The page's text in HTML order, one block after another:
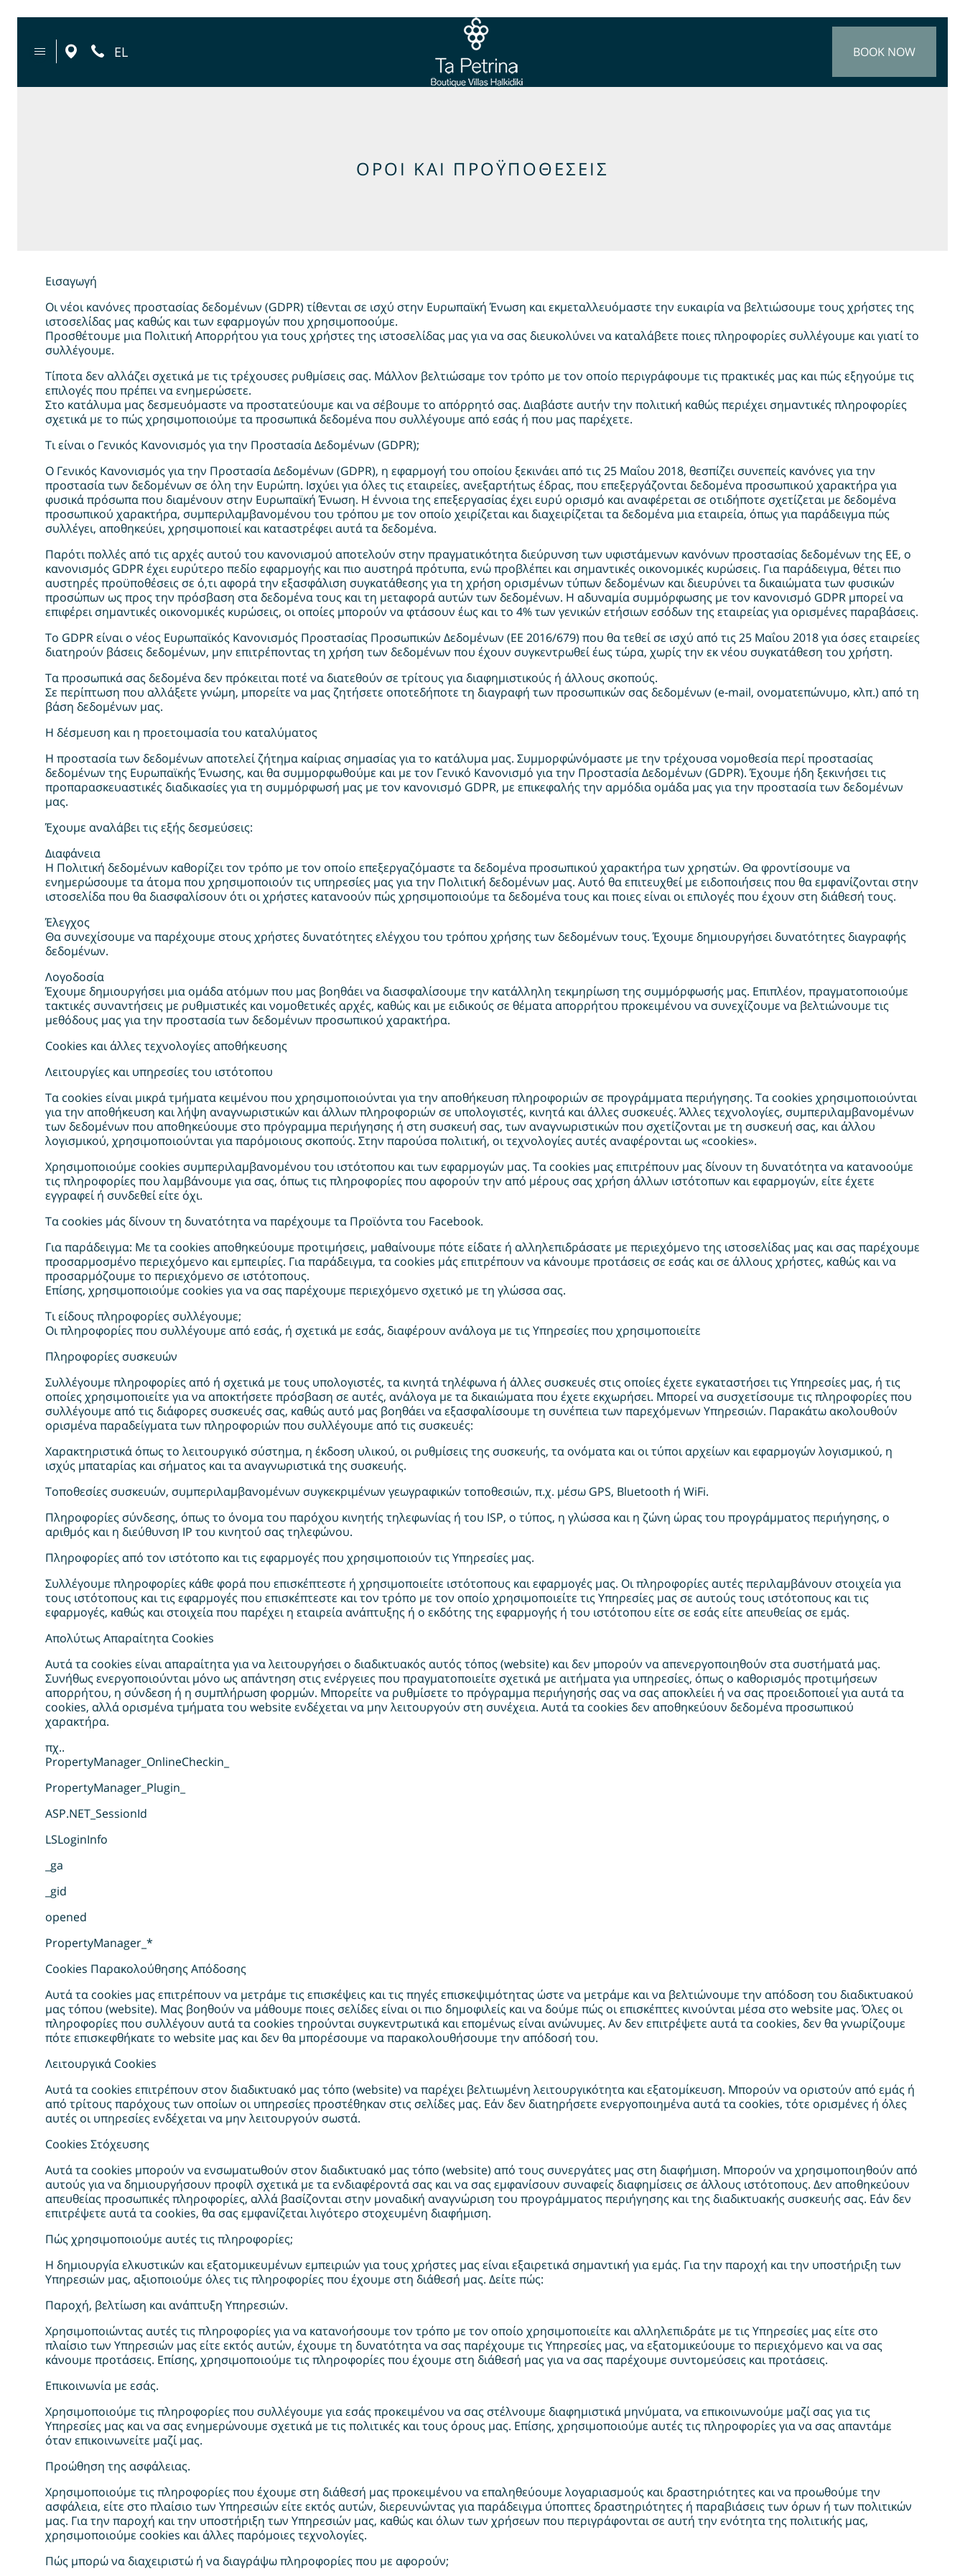
EL BOOK NOW
ΌΡΟΙ ΚΑΙ ΠΡΟΫΠΟΘΈΣΕΙΣ
Εισαγωγή
Οι νέοι κανόνες προστασίας δεδομένων (GDPR) τίθενται σε ισχύ στην Ευρωπαϊκή Ένωση και εκμεταλλευόμαστε την ευκαιρία να βελτιώσουμε τους χρήστες της
ιστοσελίδας μας καθώς και των εφαρμογών που χρησιμοποούμε.
Προσθέτουμε μια Πολιτική Απορρήτου για τους χρήστες της ιστοσελίδας μας για να σας διευκολύνει να καταλάβετε ποιες πληροφορίες συλλέγουμε και γιατί το
συλλέγουμε.
Τίποτα δεν αλλάζει σχετικά με τις τρέχουσες ρυθμίσεις σας. Μάλλον βελτιώσαμε τον τρόπο με τον οποίο περιγράφουμε τις πρακτικές μας και πώς εξηγούμε τις
επιλογές που πρέπει να ενημερώσετε.
Στο κατάλυμα μας δεσμευόμαστε να προστατεύουμε και να σέβουμε το απόρρητό σας. Διαβάστε αυτήν την πολιτική καθώς περιέχει σημαντικές πληροφορίες
σχετικά με το πώς χρησιμοποιούμε τα προσωπικά δεδομένα που συλλέγουμε από εσάς ή που μας παρέχετε.
Τι είναι ο Γενικός Κανονισμός για την Προστασία Δεδομένων (GDPR);
Ο Γενικός Κανονισμός για την Προστασία Δεδομένων (GDPR), η εφαρμογή του οποίου ξεκινάει από τις 25 Μαΐου 2018, θεσπίζει συνεπείς κανόνες για την
προστασία των δεδομένων σε όλη την Ευρώπη. Ισχύει για όλες τις εταιρείες, ανεξαρτήτως έδρας, που επεξεργάζονται δεδομένα προσωπικού χαρακτήρα για
φυσικά πρόσωπα που διαμένουν στην Ευρωπαϊκή Ένωση. Η έννοια της επεξεργασίας έχει ευρύ ορισμό και αναφέρεται σε οτιδήποτε σχετίζεται με δεδομένα
προσωπικού χαρακτήρα, συμπεριλαμβανομένου του τρόπου με τον οποίο χειρίζεται και διαχειρίζεται τα δεδομένα μια εταιρεία, όπως για παράδειγμα πώς
συλλέγει, αποθηκεύει, χρησιμοποιεί και καταστρέφει αυτά τα δεδομένα.
Παρότι πολλές από τις αρχές αυτού του κανονισμού αποτελούν στην πραγματικότητα διεύρυνση των υφιστάμενων κανόνων προστασίας δεδομένων της ΕΕ, ο
κανονισμός GDPR έχει ευρύτερο πεδίο εφαρμογής και πιο αυστηρά πρότυπα, ενώ προβλέπει και σημαντικές οικονομικές κυρώσεις. Για παράδειγμα, θέτει πιο
αυστηρές προϋποθέσεις σε ό,τι αφορά την εξασφάλιση συγκατάθεσης για τη χρήση ορισμένων τύπων δεδομένων και διευρύνει τα δικαιώματα των φυσικών
προσώπων ως προς την πρόσβαση στα δεδομένα τους και τη μεταφορά αυτών των δεδομένων. Η αδυναμία συμμόρφωσης με τον κανονισμό GDPR μπορεί να
επιφέρει σημαντικές οικονομικές κυρώσεις, οι οποίες μπορούν να φτάσουν έως και το 4% των γενικών ετήσιων εσόδων της εταιρείας για ορισμένες παραβάσεις.
Το GDPR είναι ο νέος Ευρωπαϊκός Κανονισμός Προστασίας Προσωπικών Δεδομένων (EE 2016/679) που θα τεθεί σε ισχύ από τις 25 Μαΐου 2018 για όσες εταιρείες
διατηρούν βάσεις δεδομένων, μην επιτρέποντας τη χρήση των δεδομένων που έχουν συγκεντρωθεί έως τώρα, χωρίς την εκ νέου συγκατάθεση του χρήστη.
Τα προσωπικά σας δεδομένα δεν πρόκειται ποτέ να διατεθούν σε τρίτους για διαφημιστικούς ή άλλους σκοπούς.
Σε περίπτωση που αλλάξετε γνώμη, μπορείτε να μας ζητήσετε οποτεδήποτε τη διαγραφή των προσωπικών σας δεδομένων (e‑mail, ονοματεπώνυμο, κλπ.) από τη
βάση δεδομένων μας.
Η δέσμευση και η προετοιμασία του καταλύματος
Η προστασία των δεδομένων αποτελεί ζήτημα καίριας σημασίας για το κατάλυμα μας. Συμμορφώνόμαστε με την τρέχουσα νομοθεσία περί προστασίας
δεδομένων της Ευρωπαϊκής Ένωσης, και θα συμμορφωθούμε και με τον Γενικό Κανονισμό για την Προστασία Δεδομένων (GDPR). Έχουμε ήδη ξεκινήσει τις
προπαρασκευαστικές διαδικασίες για τη συμμόρφωσή μας με τον κανονισμό GDPR, με επικεφαλής την αρμόδια ομάδα μας για την προστασία των δεδομένων
μας.
Έχουμε αναλάβει τις εξής δεσμεύσεις:
Διαφάνεια
Η Πολιτική δεδομένων καθορίζει τον τρόπο με τον οποίο επεξεργαζόμαστε τα δεδομένα προσωπικού χαρακτήρα των χρηστών. Θα φροντίσουμε να
ενημερώσουμε τα άτομα που χρησιμοποιούν τις υπηρεσίες μας για την Πολιτική δεδομένων μας. Αυτό θα επιτευχθεί με ειδοποιήσεις που θα εμφανίζονται στην
ιστοσελίδα που θα διασφαλίσουν ότι οι χρήστες κατανοούν πώς χρησιμοποιούμε τα δεδομένα τους και ποιες είναι οι επιλογές που έχουν στη διάθεσή τους.
Έλεγχος
Θα συνεχίσουμε να παρέχουμε στους χρήστες δυνατότητες ελέγχου του τρόπου χρήσης των δεδομένων τους. Έχουμε δημιουργήσει δυνατότητες διαγραφής
δεδομένων.
Λογοδοσία
Έχουμε δημιουργήσει μια ομάδα ατόμων που μας βοηθάει να διασφαλίσουμε την κατάλληλη τεκμηρίωση της συμμόρφωσής μας. Επιπλέον, πραγματοποιούμε
τακτικές συναντήσεις με ρυθμιστικές και νομοθετικές αρχές, καθώς και με ειδικούς σε θέματα απορρήτου προκειμένου να συνεχίζουμε να βελτιώνουμε τις
μεθόδους μας για την προστασία των δεδομένων προσωπικού χαρακτήρα.
Cookies και άλλες τεχνολογίες αποθήκευσης
Λειτουργίες και υπηρεσίες του ιστότοπου
Τα cookies είναι μικρά τμήματα κειμένου που χρησιμοποιούνται για την αποθήκευση πληροφοριών σε προγράμματα περιήγησης. Τα cookies χρησιμοποιούνται
για την αποθήκευση και λήψη αναγνωριστικών και άλλων πληροφοριών σε υπολογιστές, κινητά και άλλες συσκευές. Άλλες τεχνολογίες, συμπεριλαμβανομένων
των δεδομένων που αποθηκεύουμε στο πρόγραμμα περιήγησης ή στη συσκευή σας, των αναγνωριστικών που σχετίζονται με τη συσκευή σας, και άλλου
λογισμικού, χρησιμοποιούνται για παρόμοιους σκοπούς. Στην παρούσα πολιτική, οι τεχνολογίες αυτές αναφέρονται ως «cookies».
Χρησιμοποιούμε cookies συμπεριλαμβανομένου του ιστότοπου και των εφαρμογών μας. Τα cookies μας επιτρέπουν μας δίνουν τη δυνατότητα να κατανοούμε
τις πληροφορίες που λαμβάνουμε για σας, όπως τις πληροφορίες που αφορούν την από μέρους σας χρήση άλλων ιστότοπων και εφαρμογών, είτε έχετε
εγγραφεί ή συνδεθεί είτε όχι.
Τα cookies μάς δίνουν τη δυνατότητα να παρέχουμε τα Προϊόντα του Facebook.
Για παράδειγμα: Με τα cookies αποθηκεύουμε προτιμήσεις, μαθαίνουμε πότε είδατε ή αλληλεπιδράσατε με περιεχόμενο της ιστοσελίδας μας και σας παρέχουμε
προσαρμοσμένο περιεχόμενο και εμπειρίες. Για παράδειγμα, τα cookies μάς επιτρέπουν να κάνουμε προτάσεις σε εσάς και σε άλλους χρήστες, καθώς και να
προσαρμόζουμε το περιεχόμενο σε ιστότοπους.
Επίσης, χρησιμοποιούμε cookies για να σας παρέχουμε περιεχόμενο σχετικό με τη γλώσσα σας.
Τι είδους πληροφορίες συλλέγουμε;
Οι πληροφορίες που συλλέγουμε από εσάς, ή σχετικά με εσάς, διαφέρουν ανάλογα με τις Υπηρεσίες που χρησιμοποιείτε
Πληροφορίες συσκευών
Συλλέγουμε πληροφορίες από ή σχετικά με τους υπολογιστές, τα κινητά τηλέφωνα ή άλλες συσκευές στις οποίες έχετε εγκαταστήσει τις Υπηρεσίες μας, ή τις
οποίες χρησιμοποιείτε για να αποκτήσετε πρόσβαση σε αυτές, ανάλογα με τα δικαιώματα που έχετε εκχωρήσει. Μπορεί να συσχετίσουμε τις πληροφορίες που
συλλέγουμε από τις διάφορες συσκευές σας, καθώς αυτό μας βοηθάει να εξασφαλίσουμε τη συνέπεια των παρεχόμενων Υπηρεσιών. Παρακάτω ακολουθούν
ορισμένα παραδείγματα των πληροφοριών που συλλέγουμε από τις συσκευές:
Χαρακτηριστικά όπως το λειτουργικό σύστημα, η έκδοση υλικού, οι ρυθμίσεις της συσκευής, τα ονόματα και οι τύποι αρχείων και εφαρμογών λογισμικού, η
ισχύς μπαταρίας και σήματος και τα αναγνωριστικά της συσκευής.
Τοποθεσίες συσκευών, συμπεριλαμβανομένων συγκεκριμένων γεωγραφικών τοποθεσιών, π.χ. μέσω GPS, Bluetooth ή WiFi.
Πληροφορίες σύνδεσης, όπως το όνομα του παρόχου κινητής τηλεφωνίας ή του ISP, ο τύπος, η γλώσσα και η ζώνη ώρας του προγράμματος περιήγησης, ο
αριθμός και η διεύθυνση ΙΡ του κινητού σας τηλεφώνου.
Πληροφορίες από τον ιστότοπο και τις εφαρμογές που χρησιμοποιούν τις Υπηρεσίες μας.
Συλλέγουμε πληροφορίες κάθε φορά που επισκέπτεστε ή χρησιμοποιείτε ιστότοπους και εφαρμογές μας. Οι πληροφορίες αυτές περιλαμβάνουν στοιχεία για
τους ιστότοπους και τις εφαρμογές που επισκέπτεστε και τον τρόπο με τον οποίο χρησιμοποιείτε τις Υπηρεσίες μας σε αυτούς τους ιστότοπους και τις
εφαρμογές, καθώς και στοιχεία που παρέχει η εταιρεία ανάπτυξης ή ο εκδότης της εφαρμογής ή του ιστότοπου είτε σε εσάς είτε απευθείας σε εμάς.
Απολύτως Απαραίτητα Cookies
Αυτά τα cookies είναι απαραίτητα για να λειτουργήσει ο διαδικτυακός αυτός τόπος (website) και δεν μπορoύν να απενεργοποιηθούν στα συστήματά μας.
Συνήθως ενεργοποιούνται μόνο ως απάντηση στις ενέργειες που πραγματοποιείτε σχετικά με αιτήματα για υπηρεσίες, όπως ο καθορισμός προτιμήσεων
απορρήτου, η σύνδεση ή η συμπλήρωση φορμών. Μπορείτε να ρυθμίσετε το πρόγραμμα περιήγησής σας να σας αποκλείει ή να σας προειδοποιεί για αυτά τα
cookies, αλλά ορισμένα τμήματα του website ενδέχεται να μην λειτουργούν στη συνέχεια. Αυτά τα cookies δεν αποθηκεύουν δεδομένα προσωπικού
χαρακτήρα.
πχ..
PropertyManager_OnlineCheckin_
PropertyManager_Plugin_
ASP.NET_SessionId
LSLoginInfo
_ga
_gid
opened
PropertyManager_*
Cookies Παρακολούθησης Απόδοσης
Αυτά τα cookies μας επιτρέπουν να μετράμε τις επισκέψεις και τις πηγές επισκεψιμότητας ώστε να μετράμε και να βελτιώνουμε την απόδοση του διαδικτυακού
μας τόπου (website). Μας βοηθούν να μάθουμε ποιες σελίδες είναι οι πιο δημοφιλείς και να δούμε πώς οι επισκέπτες κινούνται μέσα στο website μας. Όλες οι
πληροφορίες που συλλέγουν αυτά τα cookies τηρούνται συγκεντρωτικά και επομένως είναι ανώνυμες. Αν δεν επιτρέψετε αυτά τα cookies, δεν θα γνωρίζουμε
πότε επισκεφθήκατε το website μας και δεν θα μπορέσουμε να παρακολουθήσουμε την απόδοσή του.
Λειτουργικά Cookies
Αυτά τα cookies επιτρέπουν στον διαδικτυακό μας τόπο (website) να παρέχει βελτιωμένη λειτουργικότητα και εξατομίκευση. Μπορούν να οριστούν από εμάς ή
από τρίτους παρόχους των οποίων οι υπηρεσίες προστέθηκαν στις σελίδες μας. Εάν δεν διατηρήσετε ενεργοποιημένα αυτά τα cookies, τότε ορισμένες ή όλες
αυτές οι υπηρεσίες ενδέχεται να μην λειτουργούν σωστά.
Cookies Στόχευσης
Αυτά τα cookies μπορούν να ενσωματωθούν στον διαδικτυακό μας τόπο (website) από τους συνεργάτες μας στη διαφήμιση. Μπορούν να χρησιμοποιηθούν από
αυτούς για να δημιουργήσουν προφίλ σχετικά με τα ενδιαφέροντά σας και να σας εμφανίσουν συναφείς διαφημίσεις σε άλλους ιστότοπους. Δεν αποθηκεύουν
απευθείας προσωπικές πληροφορίες, αλλά βασίζονται στην μοναδική αναγνώριση του προγράμματος περιήγησης και της διαδικτυακής συσκευής σας. Εάν δεν
επιτρέψετε αυτά τα cookies, θα σας εμφανίζεται λιγότερο στοχευμένη διαφήμιση.
Πώς χρησιμοποιούμε αυτές τις πληροφορίες;
Η δημιουργία ελκυστικών και εξατομικευμένων εμπειριών για τους χρήστες μας είναι εξαιρετικά σημαντική για εμάς. Για την παροχή και την υποστήριξη των
Υπηρεσιών μας, αξιοποιούμε όλες τις πληροφορίες που έχουμε στη διάθεσή μας. Δείτε πώς:
Παροχή, βελτίωση και ανάπτυξη Υπηρεσιών.
Χρησιμοποιώντας αυτές τις πληροφορίες για να κατανοήσουμε τον τρόπο με τον οποίο χρησιμοποιείτε και αλληλεπιδράτε με τις Υπηρεσίες μας είτε στο
πλαίσιο των Υπηρεσιών μας είτε εκτός αυτών, έχουμε τη δυνατότητα να σας παρέχουμε τις Υπηρεσίες μας, να εξατομικεύουμε το περιεχόμενο και να σας
κάνουμε προτάσεις. Επίσης, χρησιμοποιούμε τις πληροφορίες που έχουμε στη διάθεσή μας για να σας παρέχουμε συντομεύσεις και προτάσεις.
Επικοινωνία με εσάς.
Χρησιμοποιούμε τις πληροφορίες που συλλέγουμε για εσάς προκειμένου να σας στέλνουμε διαφημιστικά μηνύματα, να επικοινωνούμε μαζί σας για τις
Υπηρεσίες μας και να σας ενημερώνουμε σχετικά με τις πολιτικές και τους όρους μας. Επίσης, χρησιμοποιούμε αυτές τις πληροφορίες για να σας απαντάμε
όταν επικοινωνείτε μαζί μας.
Προώθηση της ασφάλειας.
Χρησιμοποιούμε τις πληροφορίες που έχουμε στη διάθεσή μας προκειμένου να επαληθεύουμε λογαριασμούς και δραστηριότητες και να προωθούμε την
ασφάλεια, είτε στο πλαίσιο των Υπηρεσιών είτε εκτός αυτών, διερευνώντας για παράδειγμα ύποπτες δραστηριότητες ή παραβιάσεις των όρων ή των πολιτικών
μας. Για την παροχή και την υποστήριξη των Υπηρεσιών μας, καθώς και όλων των χρήσεων που περιγράφονται σε αυτή την ενότητα της πολιτικής μας,
χρησιμοποιούμε cookies και άλλες παρόμοιες τεχνολογίες.
Πώς μπορώ να διαχειριστώ ή να διαγράψω πληροφορίες που με αφορούν;